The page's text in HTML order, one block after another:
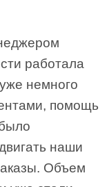
работала
немного
помощь
наши
Объем